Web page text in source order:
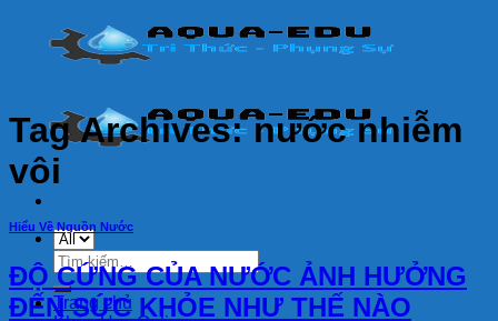
content
Tìm
kiếm:
Trang chủ
Tag Archives:nước nhiễm
vôi
Hiểu Về Nguồn Nước
ĐỘ CỨNG CỦA NƯỚC ẢNH HƯỞNG
ĐẾN SỨC KHỎE NHƯ THẾ NÀO